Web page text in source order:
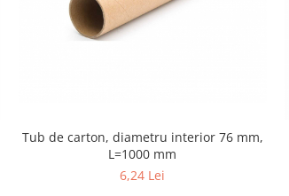
Tub de carton, diametru interior 76 mm,
L=1000 mm
6,24 Lei